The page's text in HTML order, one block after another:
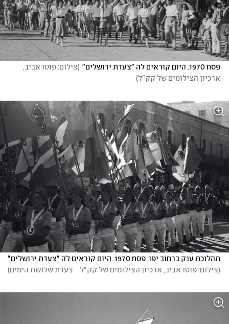
פסח 1970. היום קוראים לה "צעדת ירושלים" (
ארכיון הצילומים של קק"ל)
תהלוכת ענק ברחוב יפו, פסח 1970. היום קוראים לה "צעדת ירושלים"
(צילום: פוטו אביב, ארכיון הצילומים של קק"ל	צעדת שלושת הימים )